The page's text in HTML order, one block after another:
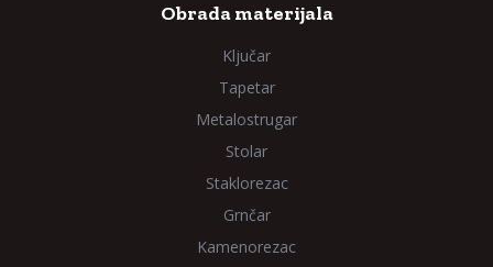
Obrada materijala
Ključar
Tapetar
Metalostrugar
Stolar
Staklorezac
Grnčar
Kamenorezac